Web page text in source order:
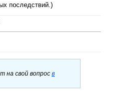
последствий.)
на свой вопрос в